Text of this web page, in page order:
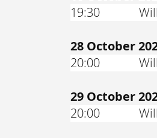
19:30
28 October
20:00
29 October
20:00